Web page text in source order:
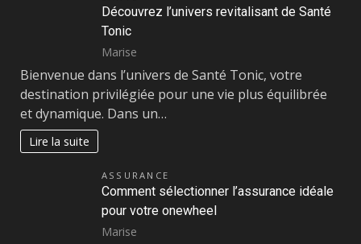
Découvrez l’univers revitalisant de Santé
Tonic
Marise
Bienvenue dans l’univers de Santé Tonic, votre
destination privilégiée pour une vie plus équilibrée
et dynamique. Dans un…
Lire la suite
ASSURANCE
Comment sélectionner l’assurance idéale
pour votre onewheel
Marise